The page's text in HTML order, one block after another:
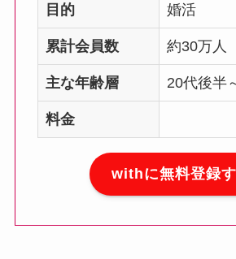
目的 婚活
累計会員数 約30万人
主な年齢層 20代後半
料金
withに無料登録